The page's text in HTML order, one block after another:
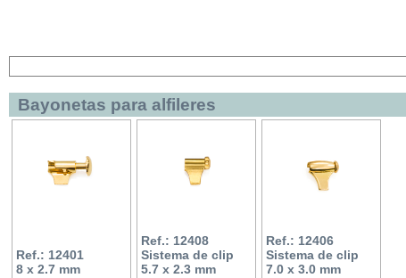
Bayonetas para alfileres
Ref.: 12401
8 x 2.7 mm
Ref.: 12408
Sistema de clip
5.7 x 2.3 mm
Ref.: 12406
Sistema de clip
7.0 x 3.0 mm